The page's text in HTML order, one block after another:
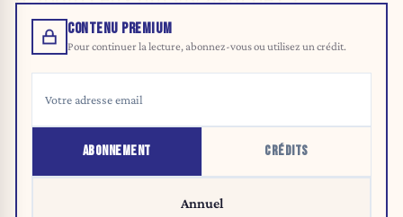
CONTENU PREMIUM
Pour continuer la lecture, abonnez-vous ou utilisez un crédit.
ABONNEMENT CRÉDITS
Annuel